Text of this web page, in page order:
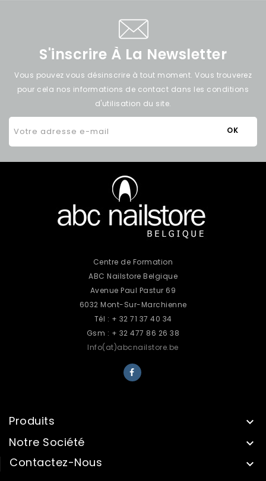
S'inscrire À La Newsletter
Vous pouvez vous désinscrire à tout moment. Vous trouverez
pour cela nos informations de contact dans les conditions
d'utilisation du site.
Centre de Formation
ABC Nailstore Belgique
Avenue Paul Pastur 69
6032 Mont-Sur-Marchienne
Tél : + 32 71 37 40 34
Gsm : + 32 477 86 26 38
Info(at)abcnailstore.be
Produits 
Notre Société 
Contactez-Nous 